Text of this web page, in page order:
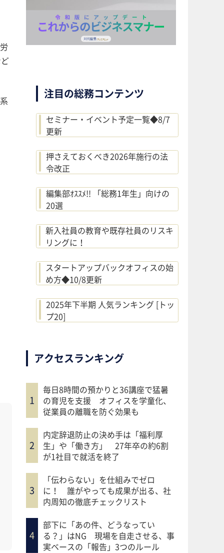
注目の総務コンテンツ
セミナー・イベント予定一覧◆8/7
更新
押さえておくべき2026年施行の法
令改正
編集部ｵｽｽﾒ!! 「総務1年生」向けの
20選
新入社員の教育や既存社員のリスキ
リングに！
スタートアップバックオフィスの始
め方◆10/8更新
2025年下半期 人気ランキング [トッ
プ20]
アクセスランキング
毎日8時間の預かりと36講座で猛暑
の育児を支援 オフィスを学童化、
従業員の離職を防ぐ効果も
内定辞退防止の決め手は「福利厚
生」や「働き方」 27年卒の約6割
が1社目で就活を終了
「伝わらない」を仕組みでゼロ
に！ 誰がやっても成果が出る、社
内周知の徹底チェックリスト
部下に「あの件、どうなってい
る？」はNG 現場を自走させる、事
実ベースの「報告」3つのルール